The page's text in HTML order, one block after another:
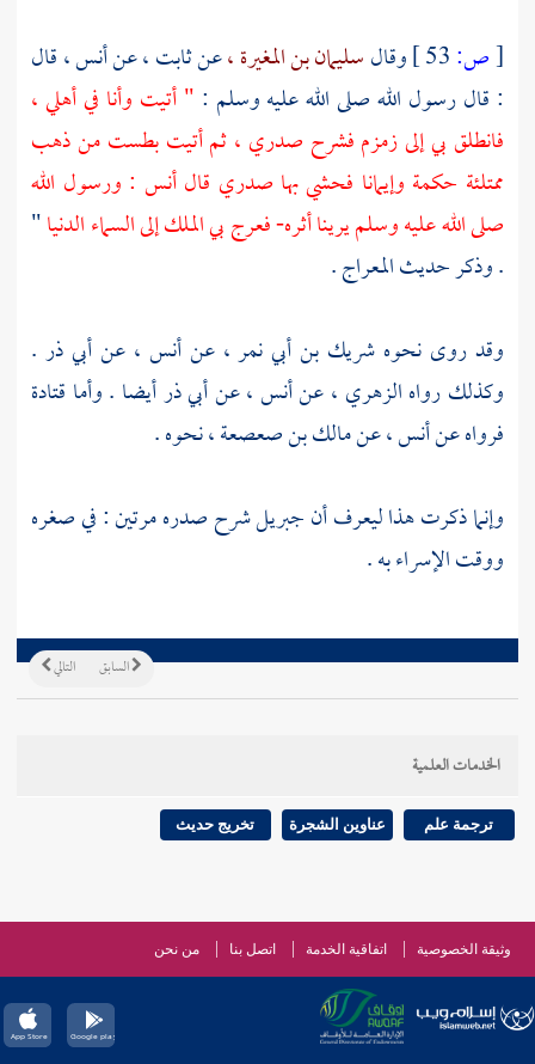
[ص: وقالسليمان بن المغيرة ،عنثابت ،عنأنس ،قال
: قال رسول الله صلى الله عليه وسلم : " أتيت وأنا في أهلي ،
فانطلق بي إلىزمزمفشرح صدري ، ثم أتيت بطست من ذهب
ممتلئة حكمة وإيمانا فحشي بها صدري قالأنس : ورسول الله
صلى الله عليه وسلم يرينا أثره- فعرج بي الملك إلى السماء الدنيا"
. وذكر حديث المعراج .
وقد روى نحوه شريك بن أبي نمر ،عنأنس ،عنأبي ذر .
وكذلك رواهالزهري ،عنأنس ،عنأبي ذرأيضا . وأما قتادة
فرواه عنأنس ،عنمالك بن صعصعة ،نحوه .
وإنما ذكرت هذا ليعرف أنجبريلشرح صدره مرتين : في صغره
ووقت الإسراء به .
التالي السابق
الخدمات العلمية
ترجمة علم عناوين الشجرة تخريج حديث
وثيقة الخصوصية اتفاقية الخدمة اتصل بنا من نحن